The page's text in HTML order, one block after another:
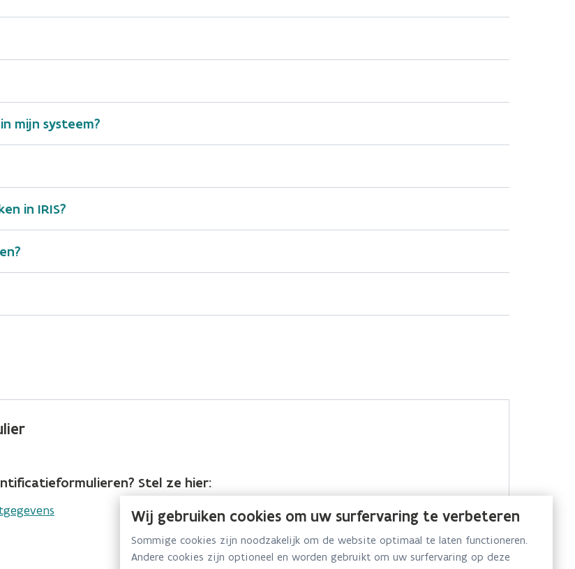
uitzonderingen
treft voor eigen afval
aanmaakt
gebruikersbeheer van de Vlaamse overheid
zelfregistratie
van de OVAM
mijn systeem?
in IRIS?
Stel ze hier:
Wij gebruiken cookies om uw surfervaring te verbeteren
Sommige cookies zijn noodzakelijk om de website optimaal te laten functioneren.
Andere cookies zijn optioneel en worden gebruikt om uw surfervaring op deze